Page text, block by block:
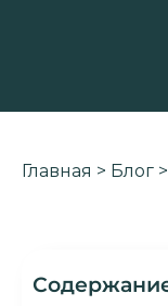
Главная > Блог >